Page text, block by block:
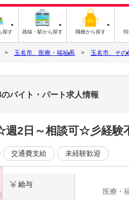
探す 路線・駅から探す 職種から探す
玉名市、医療・福祉系 玉名市、その
バイト・パート求人情報
週2日～相談可☆彡経験
交通費支給 未経験歓迎
給与
医療・